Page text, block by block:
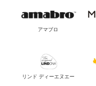
アマブロ
リンド ディーエヌエー